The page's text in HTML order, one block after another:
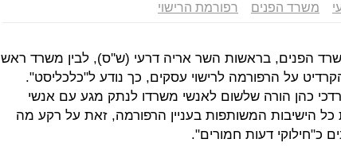
משרד הפנים רפורמת הרישוי
הפנים, בראשות השר אריה דרעי (ש''ס), לבין משרד ראש
על הרפורמה לרישוי עסקים, כך נודע ל"כלכליסט".
כהן הורה שלשום לאנשי משרדו לנתק מגע עם אנשי
הישיבות המשותפות בעניין הרפורמה, זאת על רקע מה
כ"חילוקי דעות חמורים".